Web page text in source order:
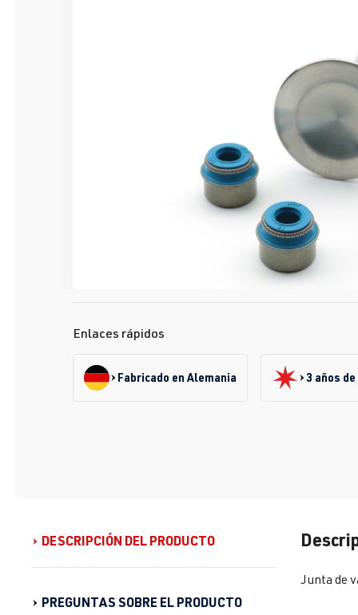
Enlaces rápidos
Fabricado en Alemania 3 años
DESCRIPCIÓN DEL PRODUCTO
PREGUNTAS SOBRE EL PRODUCTO
Junta de